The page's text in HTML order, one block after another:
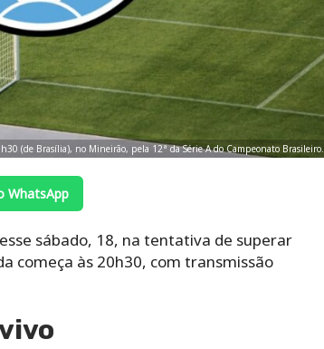
(de Brasília), no Mineirão, pela 12ª da Série A do Campeonato Brasileiro.
WhatsApp
sábado, 18, na tentativa de superar
começa às 20h30, com transmissão